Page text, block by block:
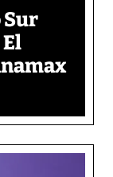
Sur